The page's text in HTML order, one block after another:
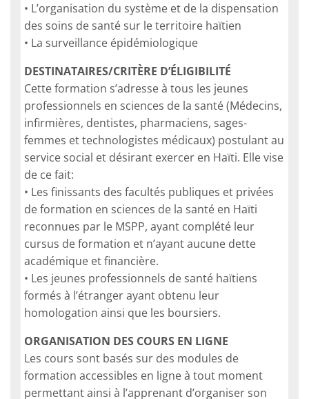
• L’organisation du système et de la dispensation
des soins de santé sur le territoire haïtien
• La surveillance épidémiologique
DESTINATAIRES/CRITÈRE D’ÉLIGIBILITÉ
Cette formation s’adresse à tous les jeunes
professionnels en sciences de la santé (Médecins,
infirmières, dentistes, pharmaciens, sages-
femmes et technologistes médicaux) postulant au
service social et désirant exercer en Haïti. Elle vise
de ce fait:
• Les finissants des facultés publiques et privées
de formation en sciences de la santé en Haïti
reconnues par le MSPP, ayant complété leur
cursus de formation et n’ayant aucune dette
académique et financière.
• Les jeunes professionnels de santé haïtiens
formés à l’étranger ayant obtenu leur
homologation ainsi que les boursiers.
ORGANISATION DES COURS EN LIGNE
Les cours sont basés sur des modules de
formation accessibles en ligne à tout moment
permettant ainsi à l’apprenant d’organiser son